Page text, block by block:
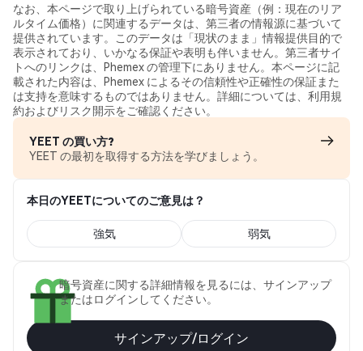
なお、本ページで取り上げられている暗号資産（例：現在のリア
ルタイム価格）に関連するデータは、第三者の情報源に基づいて
提供されています。このデータは「現状のまま」情報提供目的で
表示されており、いかなる保証や表明も伴いません。第三者サイ
トへのリンクは、Phemex の管理下にありません。本ページに記
載された内容は、Phemex によるその信頼性や正確性の保証また
は支持を意味するものではありません。詳細については、利用規
約およびリスク開示をご確認ください。
YEET の買い方?
YEET の最初を取得する方法を学びましょう。
本日のYEETについてのご意見は？
強気 弱気
暗号資産に関する詳細情報を見るには、サインアップ
またはログインしてください。
サインアップ/ログイン